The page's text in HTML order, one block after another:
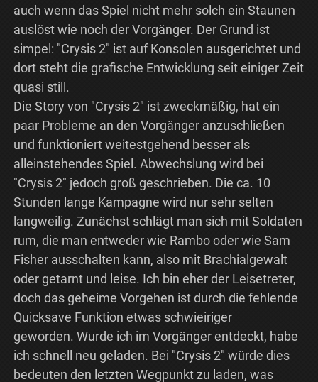
auch wenn das Spiel nicht mehr solch ein Staunen
auslöst wie noch der Vorgänger. Der Grund ist
simpel: "Crysis 2" ist auf Konsolen ausgerichtet und
dort steht die grafische Entwicklung seit einiger Zeit
quasi still.
Die Story von "Crysis 2" ist zweckmäßig, hat ein
paar Probleme an den Vorgänger anzuschließen
und funktioniert weitestgehend besser als
alleinstehendes Spiel. Abwechslung wird bei
"Crysis 2" jedoch groß geschrieben. Die ca. 10
Stunden lange Kampagne wird nur sehr selten
langweilig. Zunächst schlägt man sich mit Soldaten
rum, die man entweder wie Rambo oder wie Sam
Fisher ausschalten kann, also mit Brachialgewalt
oder getarnt und leise. Ich bin eher der Leisetreter,
doch das geheime Vorgehen ist durch die fehlende
Quicksave Funktion etwas schwieiriger
geworden. Wurde ich im Vorgänger entdeckt, habe
ich schnell neu geladen. Bei "Crysis 2" würde dies
bedeuten den letzten Wegpunkt zu laden, was